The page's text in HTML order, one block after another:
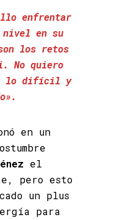
enfrentar
nivel en su
los retos
No quiero
lo difícil y
en un
el
pero esto
un plus
para